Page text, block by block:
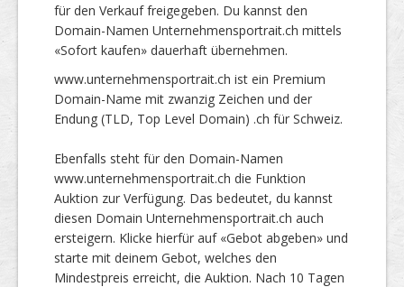
für den Verkauf freigegeben. Du kannst den
Domain-Namen Unternehmensportrait.ch mittels
«Sofort kaufen» dauerhaft übernehmen.
www.unternehmensportrait.ch ist ein Premium
Domain-Name mit zwanzig Zeichen und der
Endung (TLD, Top Level Domain) .ch für Schweiz.
Ebenfalls steht für den Domain-Namen
www.unternehmensportrait.ch die Funktion
Auktion zur Verfügung. Das bedeutet, du kannst
diesen Domain Unternehmensportrait.ch auch
ersteigern. Klicke hierfür auf «Gebot abgeben» und
starte mit deinem Gebot, welches den
Mindestpreis erreicht, die Auktion. Nach 10 Tagen